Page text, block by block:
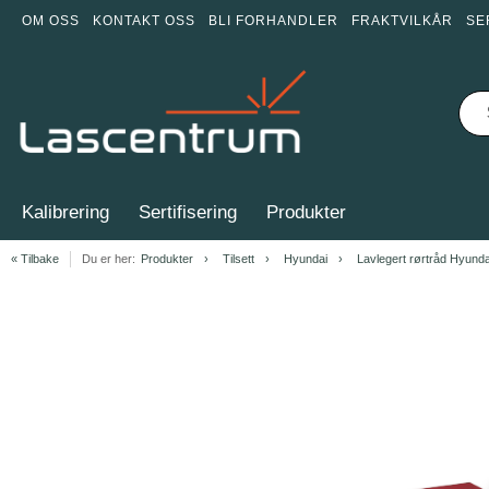
OM OSS KONTAKT OSS BLI FORHANDLER FRAKTVILKÅR
Kalibrering Sertifisering Produkter
« Tilbake Du er her: Produkter Tilsett Hyundai Lavlegert rørtråd